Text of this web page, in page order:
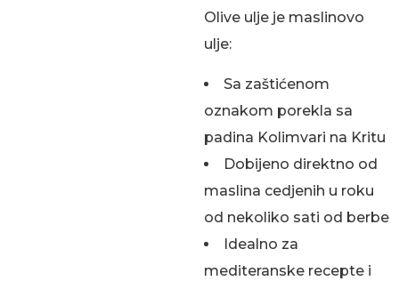
Olive ulje je maslinovo
ulje:
Sa zaštićenom
oznakom porekla sa
padina Kolimvari na Kritu
Dobijeno direktno od
maslina cedjenih u roku
od nekoliko sati od berbe
Idealno za
mediteranske recepte i